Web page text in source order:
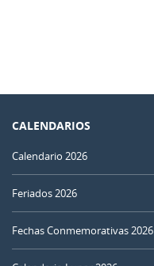
CALENDARIOS
Calendario 2026
Feriados 2026
Fechas Conmemorativas 2026